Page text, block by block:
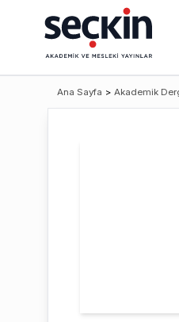
Ana Sayfa > Akademik